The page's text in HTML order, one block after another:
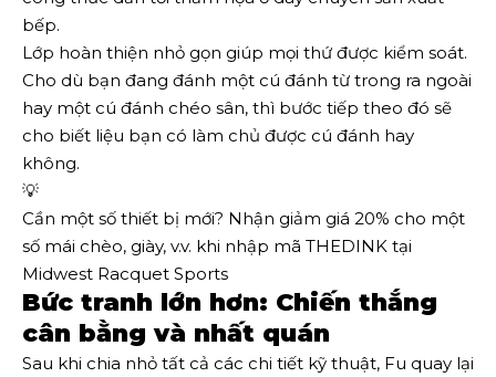
bếp.
Lớp hoàn thiện nhỏ gọn giúp mọi thứ được kiểm soát.
Cho dù bạn đang đánh một cú đánh từ trong ra ngoài
hay một cú đánh chéo sân, thì bước tiếp theo đó sẽ
cho biết liệu bạn có làm chủ được cú đánh hay
không.
💡
Cần một số thiết bị mới? Nhận giảm giá 20% cho một
số mái chèo, giày, v.v. khi nhập mã THEDINK tại
Midwest Racquet Sports
Bức tranh lớn hơn: Chiến thắng
cân bằng và nhất quán
Sau khi chia nhỏ tất cả các chi tiết kỹ thuật, Fu quay lại